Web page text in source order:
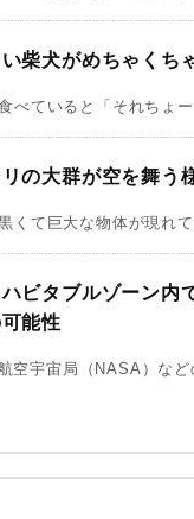
柴犬がめちゃくち
べていると「それちょ
の大群が空を舞う
くて巨大な物体が現れ
ビタブルゾーン内
能性
空宇宙局（NASA）な